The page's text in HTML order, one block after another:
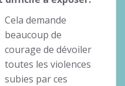
Cela demande
beaucoup de
courage de dévoiler
toutes les violences
subies par ces